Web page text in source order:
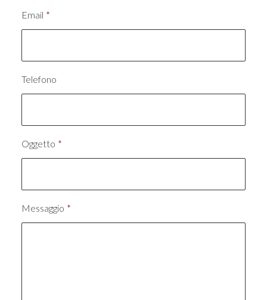
Email *
Telefono
Oggetto *
Messaggio *